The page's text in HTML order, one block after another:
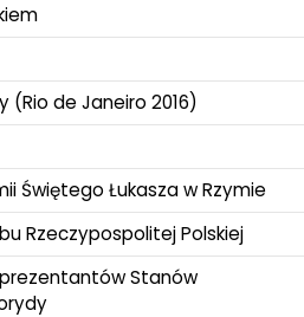
(Rio de Janeiro 2016)
Świętego Łukasza w Rzymie
Rzeczypospolitej Polskiej
Stanów